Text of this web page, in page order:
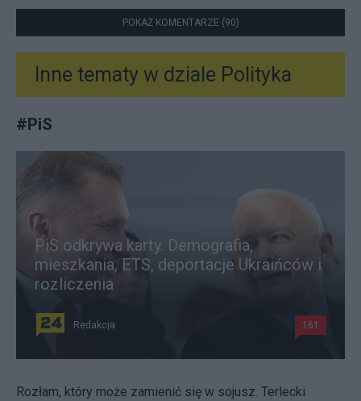
POKAŻ KOMENTARZE (90)
Inne tematy w dziale Polityka
#PiS
PiS odkrywa karty. Demografia,
mieszkania, ETS, deportacje Ukraińców i
rozliczenia
Redakcja 161
Rozłam, który może zamienić się w sojusz. Terlecki